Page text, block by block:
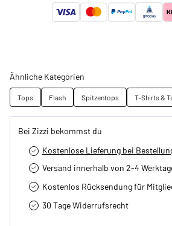
Ähnliche Kategorien
Tops Flash Spitzentops T-Shirts &
Bei Zizzi bekommst du
Kostenlose Lieferung bei
Versand innerhalb von 2-4
Kostenlos Rücksendung für
30 Tage Widerrufsrecht